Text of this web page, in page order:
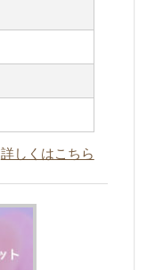
詳しくはこちら